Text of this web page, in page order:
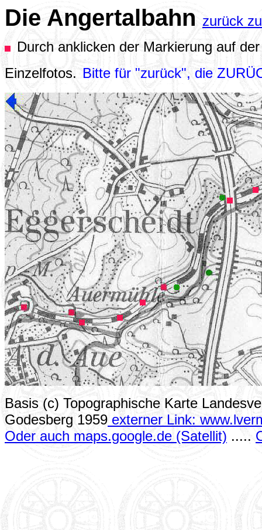
Die Angertalbahn zurück
Durch anklicken der Markierung auf
Einzelfotos. Bitte für "zurück", die
Basis (c) Topographische Karte
Godesberg 1959 externer Link:
Oder auch maps.google.de (Satellit) .....